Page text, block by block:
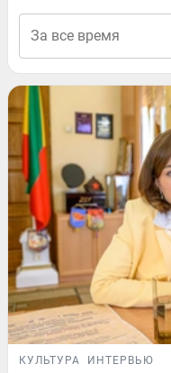
КУЛЬТУРА ИНТЕРВЬЮ